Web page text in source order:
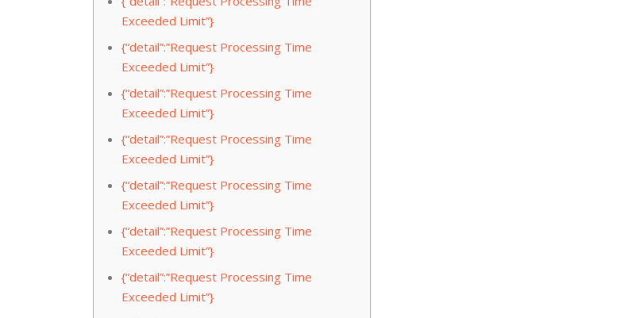
Exceeded Limit”}
{“detail”:”Request Processing Time
Exceeded Limit”}
{“detail”:”Request Processing Time
Exceeded Limit”}
{“detail”:”Request Processing Time
Exceeded Limit”}
{“detail”:”Request Processing Time
Exceeded Limit”}
{“detail”:”Request Processing Time
Exceeded Limit”}
{“detail”:”Request Processing Time
Exceeded Limit”}